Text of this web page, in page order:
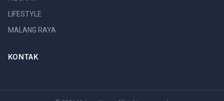
LIFESTYLE
MALANG RAYA
KONTAK